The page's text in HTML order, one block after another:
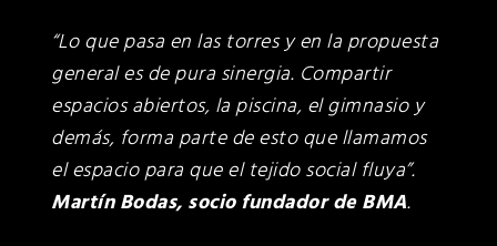
“Lo que pasa en las torres y en la propuesta
general es de pura sinergia. Compartir
espacios abiertos, la piscina, el gimnasio y
demás, forma parte de esto que llamamos
el espacio para que el tejido social fluya”.
Martín Bodas, socio fundador de BMA.